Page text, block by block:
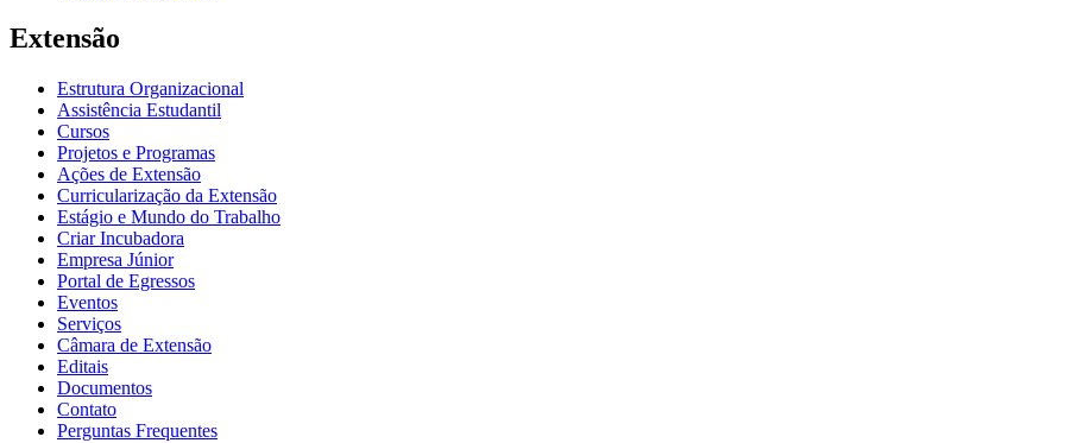
Extensão
Estrutura Organizacional
Assistência Estudantil
Cursos
Projetos e Programas
Ações de Extensão
Curricularização da Extensão
Estágio e Mundo do Trabalho
Criar Incubadora
Empresa Júnior
Portal de Egressos
Eventos
Serviços
Câmara de Extensão
Editais
Documentos
Contato
Perguntas Frequentes